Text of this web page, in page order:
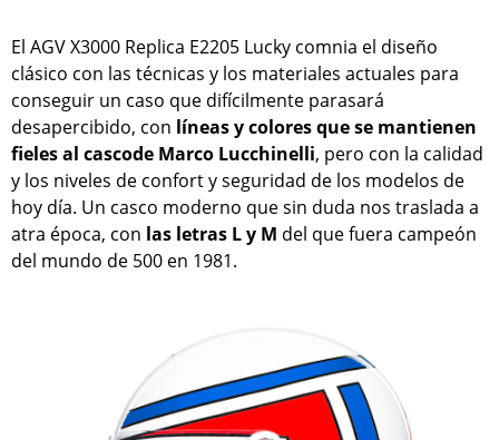
El AGV X3000 Replica E2205 Lucky comnia el diseño
clásico con las técnicas y los materiales actuales para
conseguir un caso que difícilmente parasará
desapercibido, con líneas y colores que se mantienen
fieles al cascode Marco Lucchinelli, pero con la calidad
y los niveles de confort y seguridad de los modelos de
hoy día. Un casco moderno que sin duda nos traslada a
atra época, con las letras L y M del que fuera campeón
del mundo de 500 en 1981.